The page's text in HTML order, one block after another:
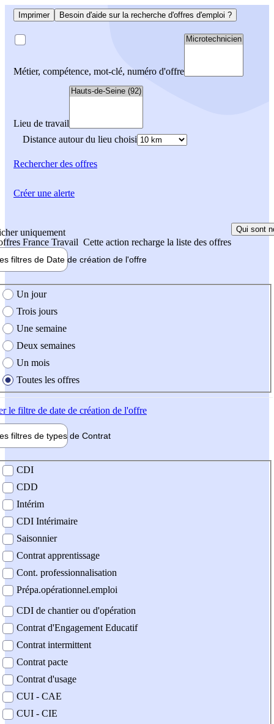
Imprimer Besoin d'aide sur la recherche d'offres d'emploi ?
Métier, compétence, mot-clé, numéro d'offre
Lieu de travail
Distance autour du lieu choisi
Rechercherdes offres
uniquement
France Travail Cette action recharge la liste des offres
Qui sont
filtres de Date de création de l'offre
création de l'offre
Un jour
Trois jours
Une semaine
Deux semaines
Un mois
Toutes les offres
le filtre de date de création de l'offre
filtres de types de Contrat
contrat
CDI
CDD
Intérim
CDI Intérimaire
Saisonnier
Contrat apprentissage
Cont. professionnalisation
Prépa.opérationnel.emploi
CDI de chantier ou d'opération
Contrat d'Engagement Educatif
Contrat intermittent
Contrat pacte
Contrat d'usage
CUI - CAE
CUI - CIE
Créer une alerte